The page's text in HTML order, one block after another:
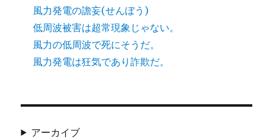
風力発電の譫妄(せんぼう)
低周波被害は超常現象じゃない。
風力の低周波で死にそうだ。
風力発電は狂気であり詐欺だ。
アーカイブ